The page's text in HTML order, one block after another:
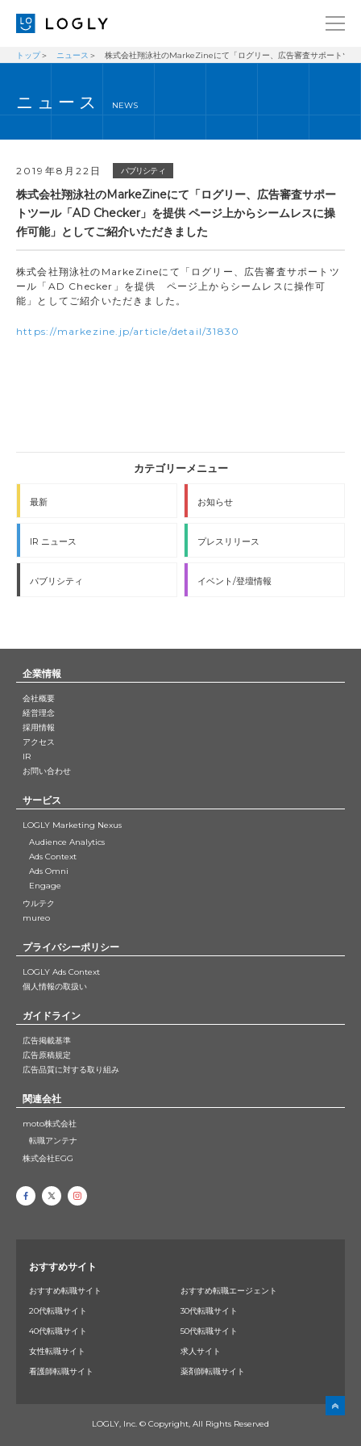
経営理念
ブログ
採用情報
IR
お問い合わせ
トップ ニュース 株式会社翔泳社のMarkeZineにて「ログリー、広告審査サポートツ
ニュース NEWS
2019年8月22日 パブリシティ
株式会社翔泳社のMarkeZineにて「ログリー、広告審査サポー
トツール「AD Checker」を提供 ページ上からシームレスに操
作可能」としてご紹介いただきました
株式会社翔泳社のMarkeZineにて「ログリー、広告審査サポートツ
ール「AD Checker」を提供 ページ上からシームレスに操作可
能」としてご紹介いただきました。
https://markezine.jp/article/detail/31830
最新 お知らせ
IR ニュース プレスリリース
パブリシティ イベント/登壇情報
企業情報
会社概要
経営理念
採用情報
アクセス
IR
お問い合わせ
サービス
LOGLY Marketing Nexus
Audience Analytics
Ads Context
Ads Omni
Engage
ウルテク
mureo
プライバシーポリシー
LOGLY Ads Context
個人情報の取扱い
ガイドライン
広告掲載基準
広告原稿規定
広告品質に対する取り組み
関連会社
moto株式会社
転職アンテナ
株式会社EGG
おすすめサイト
おすすめ転職サイト
おすすめ転職エージェント
20代転職サイト
30代転職サイト
40代転職サイト
50代転職サイト
女性転職サイト
求人サイト
看護師転職サイト
薬剤師転職サイト
LOGLY, Inc. © Copyright, All Rights Reserved